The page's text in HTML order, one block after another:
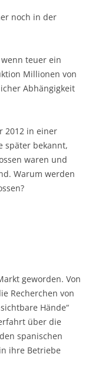
noch in der
teuer ein
Millionen von
Abhängigkeit
2012 in einer
später bekannt,
waren und
Warum werden
geworden. Von
Recherchen von
Hände“
über die
spanischen
ihre Betriebe